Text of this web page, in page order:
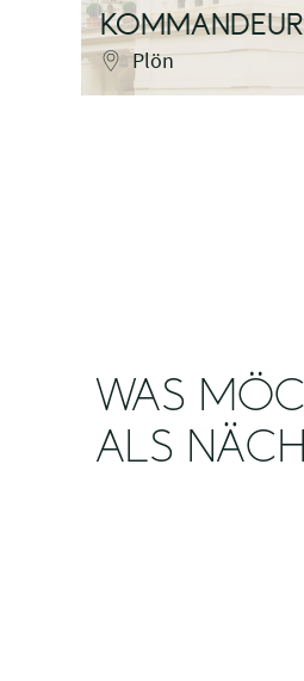
Plön
WAS
ALS